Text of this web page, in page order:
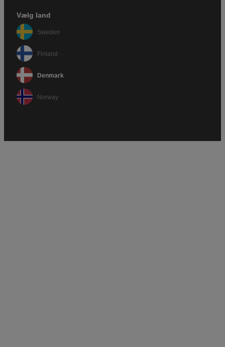
Vælg land
Sweden
Finland
Denmark
Norway